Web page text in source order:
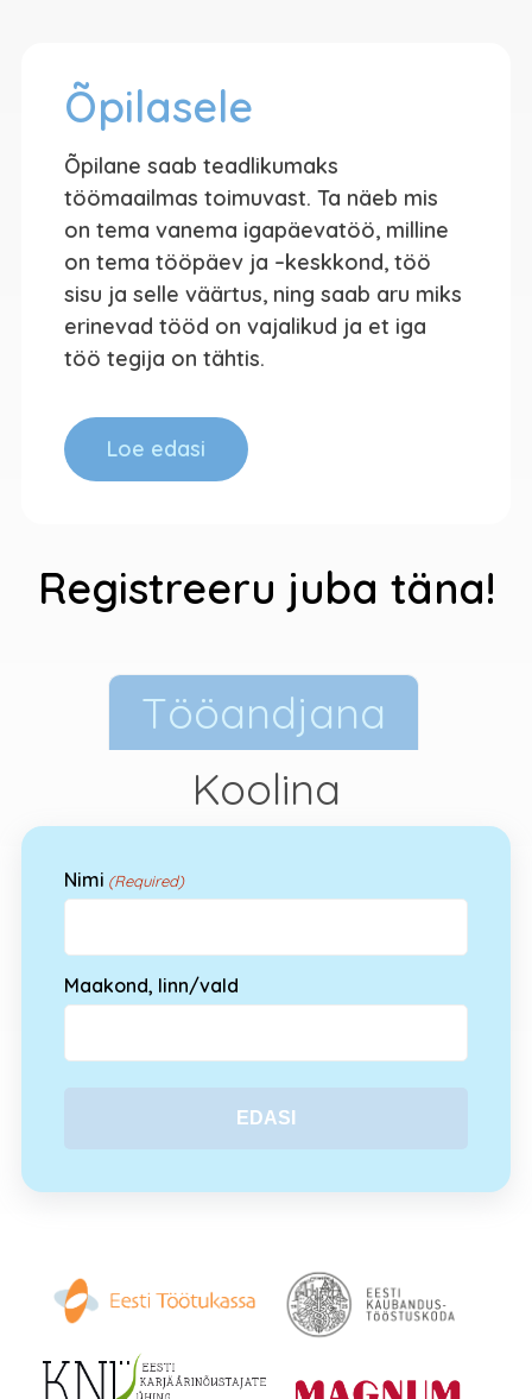
Õpilasele
Õpilane saab teadlikumaks
töömaailmas toimuvast. Ta näeb mis
on tema vanema igapäevatöö, milline
on tema tööpäev ja –keskkond, töö
sisu ja selle väärtus, ning saab aru miks
erinevad tööd on vajalikud ja et iga
töö tegija on tähtis.
Loe edasi
Registreeru juba täna!
Tööandjana
Koolina
Nimi (Required)
Maakond, linn/vald
Maakond, linn/vald